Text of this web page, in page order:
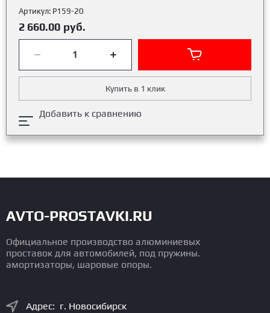
Артикул: Р159-20
2 660.00 руб.
Купить в 1 клик
Добавить к сравнению
AVTO-PROSTAVKI.RU
Официальное производство алюминиевых
проставок для автомобилей, под пружины.
амортизаторы, шаровые опоры.
Адрес: г. Новосибирск